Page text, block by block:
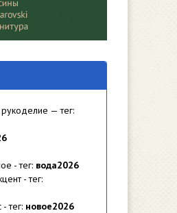
— тег:
- тег: вода2026
- тег:
тег: новое2026